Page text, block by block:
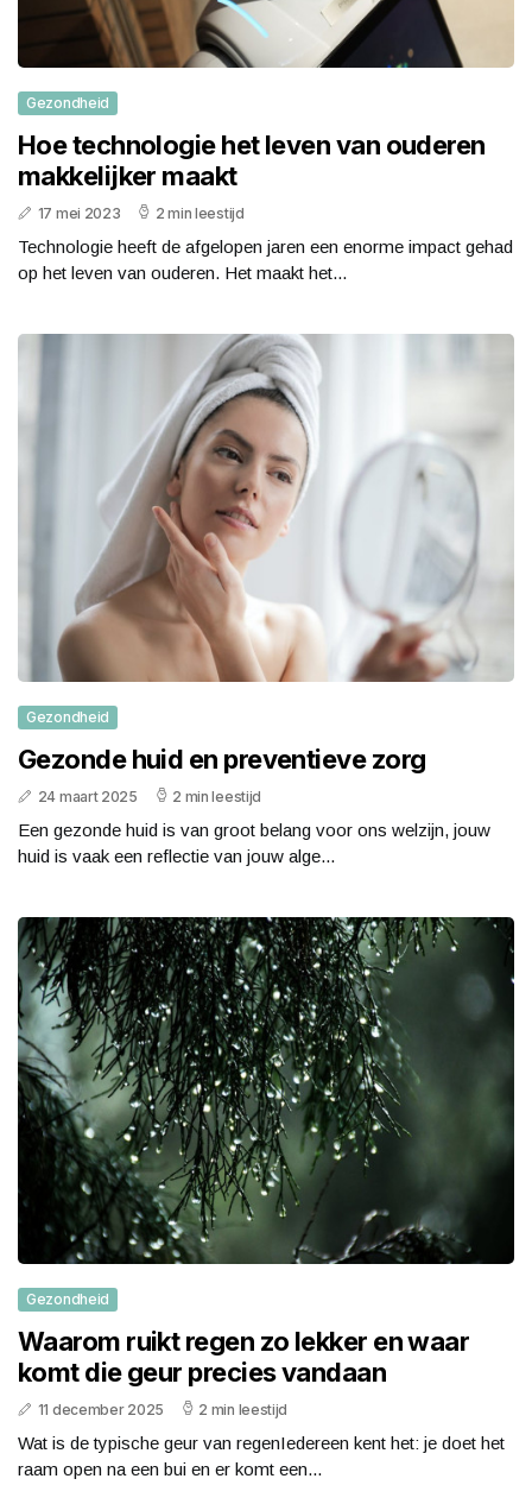
Gezondheid
Hoe technologie het leven van ouderen
makkelijker maakt
17 mei 2023 2 min leestijd
Technologie heeft de afgelopen jaren een enorme impact gehad
op het leven van ouderen. Het maakt het...
Gezondheid
Gezonde huid en preventieve zorg
24 maart 2025 2 min leestijd
Een gezonde huid is van groot belang voor ons welzijn, jouw
huid is vaak een reflectie van jouw alge...
Gezondheid
Waarom ruikt regen zo lekker en waar
komt die geur precies vandaan
11 december 2025 2 min leestijd
Wat is de typische geur van regenIedereen kent het: je doet het
raam open na een bui en er komt een...